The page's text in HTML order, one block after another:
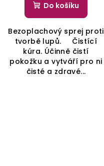
Do košíku
Bezoplachový sprej proti
tvorbě lupů. Čistící
kúra. Účinně čistí
pokožku a vytváří pro ni
čisté a zdravé...